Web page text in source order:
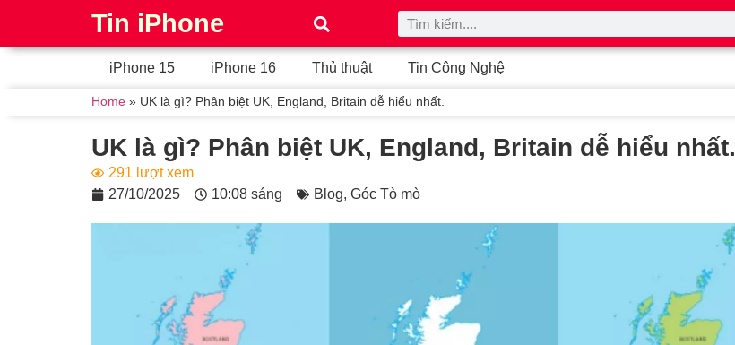
Tin iPhone
iPhone 15 iPhone 16 Thủ thuật Tin Công Nghệ
Home » UK là gì? Phân biệt UK, England, Britain dễ hiểu nhất.
UK là gì? Phân biệt UK, England, Britain dễ hiểu nhất.
291 lượt xem
27/10/2025
10:08 sáng Blog, Góc Tò mò